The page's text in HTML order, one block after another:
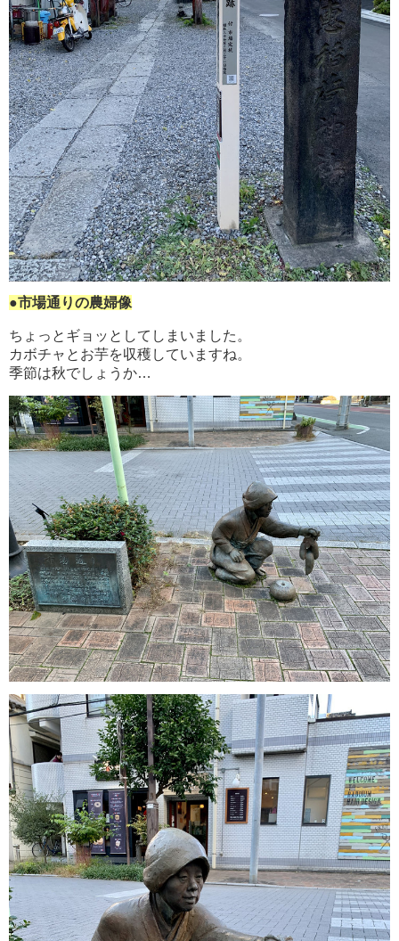
●市場通りの農婦像
ちょっとギョッとしてしまいました。
カボチャとお芋を収穫していますね。
季節は秋でしょうか…